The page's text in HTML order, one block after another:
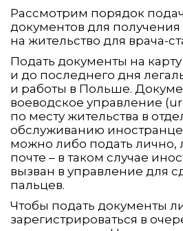
Рассмотрим порядок
документов для
на жительство для врача-
Подать документы на
и до последнего дня
и работы в Польше.
воеводское управление
по месту жительства в
обслуживанию
можно либо подать лично,
почте – в таком случае
вызван в управление для
пальцев.
Чтобы подать документы
зарегистрироваться в